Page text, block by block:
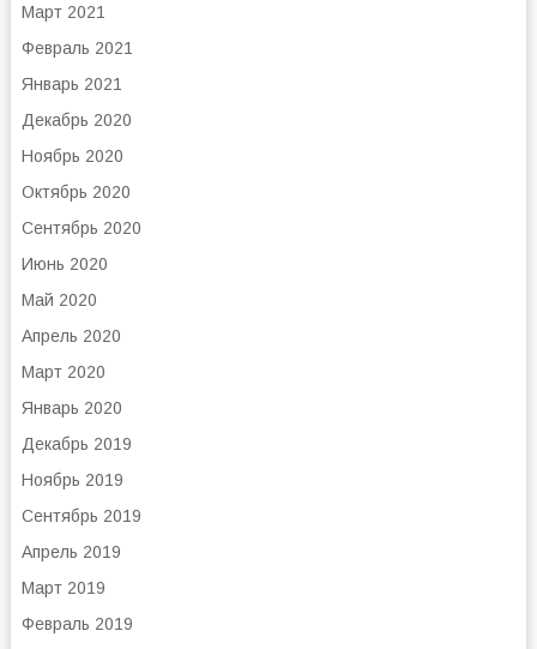
Март 2021
Февраль 2021
Январь 2021
Декабрь 2020
Ноябрь 2020
Октябрь 2020
Сентябрь 2020
Июнь 2020
Май 2020
Апрель 2020
Март 2020
Январь 2020
Декабрь 2019
Ноябрь 2019
Сентябрь 2019
Апрель 2019
Март 2019
Февраль 2019